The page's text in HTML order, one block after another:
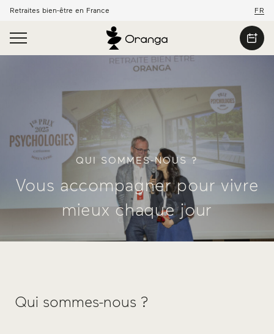
Retraites bien-être en France FR
QUI SOMMES-NOUS ?
Vous accompagner pour vivre
mieux chaque jour
Qui sommes-nous ?